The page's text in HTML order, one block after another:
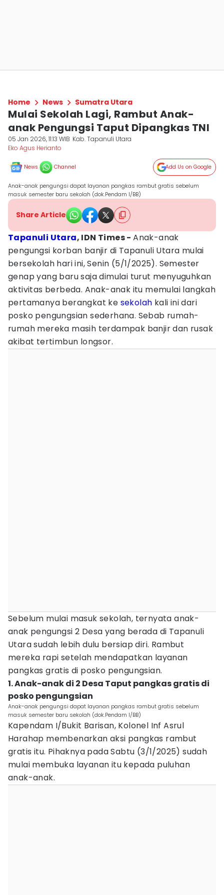
Home News Sumatra Utara
Mulai Sekolah Lagi, Rambut Anak-
anak Pengungsi Taput Dipangkas TNI
05 Jan 2026, 11:13 WIB Kab. Tapanuli Utara
Eko Agus Herianto
News Channel Add Us on Google
Anak-anak pengungsi dapat layanan pangkas rambut gratis sebelum
masuk semester baru sekolah (dok.Pendam I/BB)
Share Article
Tapanuli Utara, IDN Times -Anak-anak
pengungsi korban banjir di Tapanuli Utara mulai
bersekolah hari ini, Senin (5/1/2025). Semester
genap yang baru saja dimulai turut menyuguhkan
aktivitas berbeda. Anak-anak itu memulai langkah
pertamanya berangkat ke sekolah kali ini dari
posko pengungsian sederhana. Sebab rumah-
rumah mereka masih terdampak banjir dan rusak
akibat tertimbun longsor.
Sebelum mulai masuk sekolah, ternyata anak-
anak pengungsi 2 Desa yang berada di Tapanuli
Utara sudah lebih dulu bersiap diri. Rambut
mereka rapi setelah mendapatkan layanan
pangkas gratis di posko pengungsian.
1. Anak-anak di 2 Desa Taput pangkas gratis di
posko pengungsian
Anak-anak pengungsi dapat layanan pangkas rambut gratis sebelum
masuk semester baru sekolah (dok.Pendam I/BB)
Kapendam I/Bukit Barisan, Kolonel Inf Asrul
Harahap membenarkan aksi pangkas rambut
gratis itu. Pihaknya pada Sabtu (3/1/2025) sudah
mulai membuka layanan itu kepada puluhan
anak-anak.